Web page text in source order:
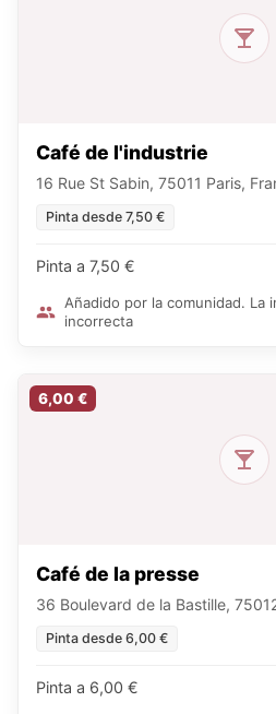
Café de l'industrie
16 Rue St Sabin, 75011 Paris,
Pinta desde 7,50 €
Pinta a 7,50 €
Añadido por la comunidad. La
incorrecta
6,00 €
Café de la presse
36 Boulevard de la Bastille,
Pinta desde 6,00 €
Pinta a 6,00 €